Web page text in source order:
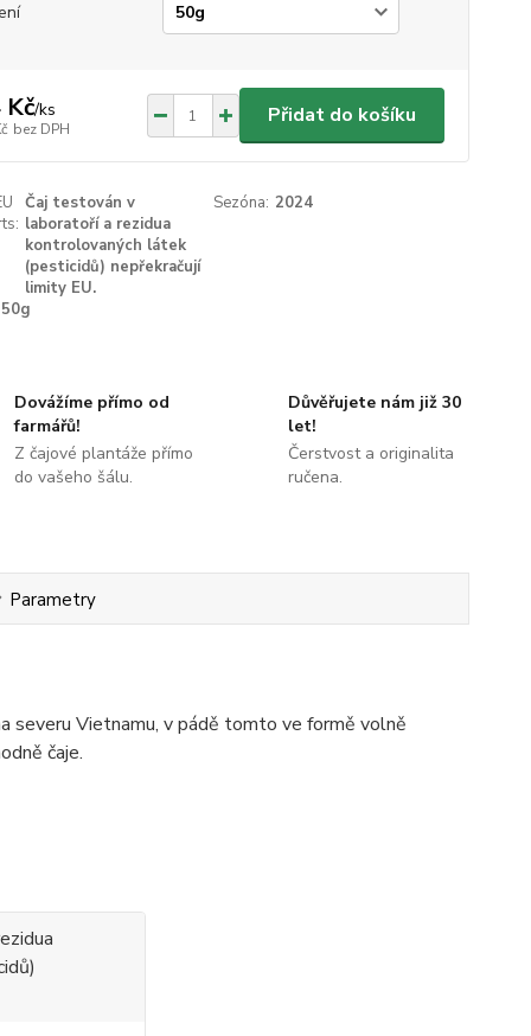
Kč/ks
bez DPH
Přidat do košíku
Čaj testován v
laboratoří a rezidua
kontrolovaných látek
(pesticidů) nepřekračují
limity EU.
Sezóna: 2024
50g
Dovážíme přímo od
farmářů!
Z čajové plantáže přímo
do vašeho šálu.
Důvěřujete nám již 30
let!
Čerstvost a originalita
ručena.
Parametry
severu Vietnamu, v pádě tomto ve formě volně
čaje.